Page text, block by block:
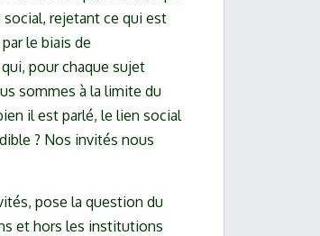
rejetant ce qui est
le biais de
pour chaque sujet
sommes à la limite du
il est parlé, le lien social
? Nos invités nous
pose la question du
et hors les institutions